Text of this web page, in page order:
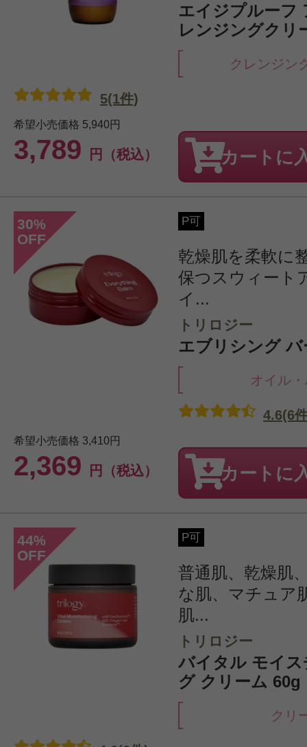
エイジプルーフ
レンジングクリ
クレンジン
希望小売価格 5,940円
3,789 円（税込）
5(1件)
カートに
30%
OFF
P可
乾燥肌を柔軟に
保つスウィート
イ...
トリロジー
エブリシング
オイル
希望小売価格 3,410円
2,369 円（税込）
4.6(6
カートに
44%
OFF
P可
普通肌、乾燥肌
な肌、マチュア
肌...
トリロジー
バイタル モイ
グ クリーム 60g
クリ